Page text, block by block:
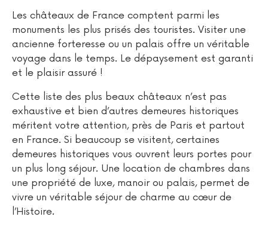
Les châteaux de France comptent parmi les
monuments les plus prisés des touristes. Visiter une
ancienne forteresse ou un palais offre un véritable
voyage dans le temps. Le dépaysement est garanti
et le plaisir assuré !
Cette liste des plus beaux châteaux n’est pas
exhaustive et bien d’autres demeures historiques
méritent votre attention, près de Paris et partout
en France. Si beaucoup se visitent, certaines
demeures historiques vous ouvrent leurs portes pour
un plus long séjour. Une location de chambres dans
une propriété de luxe, manoir ou palais, permet de
vivre un véritable séjour de charme au cœur de
l’Histoire.